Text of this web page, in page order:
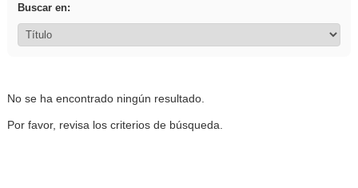
Buscar en:
No se ha encontrado ningún resultado.
Por favor, revisa los criterios de búsqueda.